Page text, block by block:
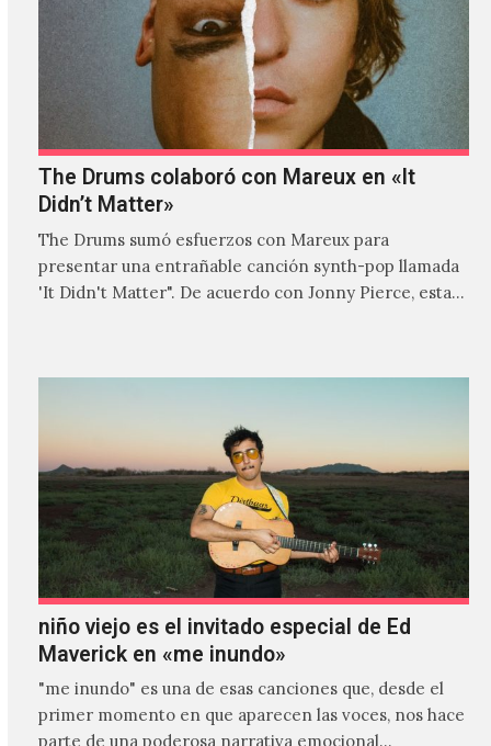
The Drums colaboró con Mareux en «It
Didn’t Matter»
The Drums sumó esfuerzos con Mareux para
presentar una entrañable canción synth-pop llamada
'It Didn't Matter". De acuerdo con Jonny Pierce, esta
niño viejo es el invitado especial de Ed
Maverick en «me inundo»
"me inundo" es una de esas canciones que, desde el
primer momento en que aparecen las voces, nos hace
parte de una poderosa narrativa emocional…